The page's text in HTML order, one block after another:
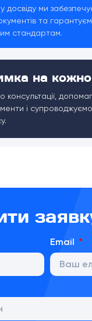
досвіду ми
та гарантуємо
стандартам.
на
і
Email